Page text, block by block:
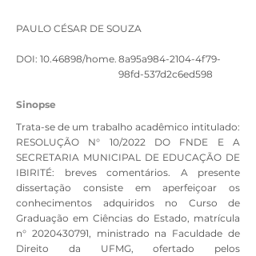
PAULO CÉSAR DE SOUZA
DOI: 10.46898/home. 8a95a984-2104-4f79-
98fd-537d2c6ed598
Sinopse
Trata-se de um trabalho acadêmico intitulado:
RESOLUÇÃO N° 10/2022 DO FNDE E A
SECRETARIA MUNICIPAL DE EDUCAÇÃO DE
IBIRITÉ: breves comentários. A presente
dissertação consiste em aperfeiçoar os
conhecimentos adquiridos no Curso de
Graduação em Ciências do Estado, matrícula
n° 2020430791, ministrado na Faculdade de
Direito da UFMG, ofertado pelos